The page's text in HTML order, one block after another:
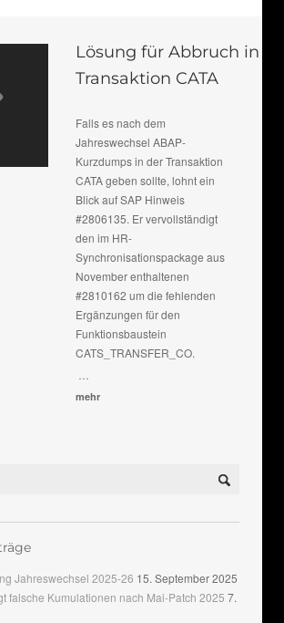
Lösung für Abbruch in
Transaktion CATA
Falls es nach dem
Jahreswechsel ABAP-
Kurzdumps in der Transaktion
CATA geben sollte, lohnt ein
Blick auf SAP Hinweis
#2806135. Er vervollständigt
den im HR-
Synchronisationspackage aus
November enthaltenen
#2810162 um die fehlenden
Ergänzungen für den
Funktionsbaustein
CATS_TRANSFER_CO.
mehr
Jahreswechsel 2025-26 15. September 2025
falsche Kumulationen nach Mai-Patch 2025 7.